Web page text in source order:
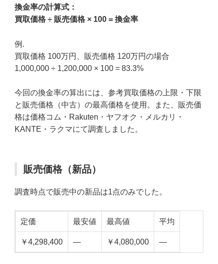
換金率の計算式：
買取価格 ÷ 販売価格 × 100 = 換金率
例.
買取価格 100万円、販売価格 120万円の場合
1,000,000 ÷ 1,200,000 × 100 = 83.3%
今回の換金率の算出には、参考買取価格の上限・下限
と販売価格（中古）の最高価格を使用。また、販売価
格は価格コム・Rakuten・ヤフオク・メルカリ・
KANTE・ラクマにて調査しました。
販売価格（新品）
調査時点で販売中の新品は1点のみでした。
定価 最安値 最高値 平均
￥4,298,400 — ￥4,080,000 —